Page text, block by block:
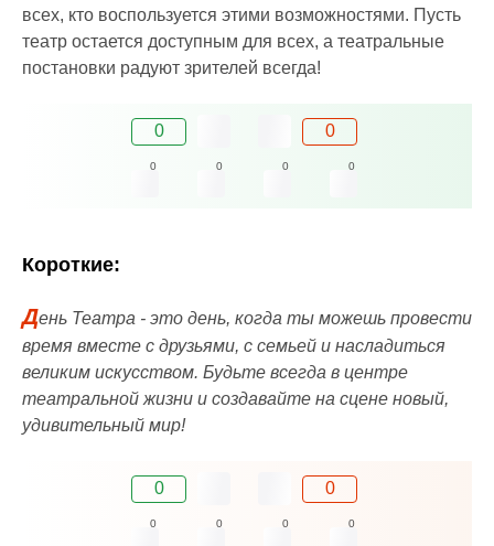
всех, кто воспользуется этими возможностями. Пусть
театр остается доступным для всех, а театральные
постановки радуют зрителей всегда!
0 0
0 0 0 0
Короткие:
День Театра - это день, когда ты можешь провести
время вместе с друзьями, с семьей и насладиться
великим искусством. Будьте всегда в центре
театральной жизни и создавайте на сцене новый,
удивительный мир!
0 0
0 0 0 0